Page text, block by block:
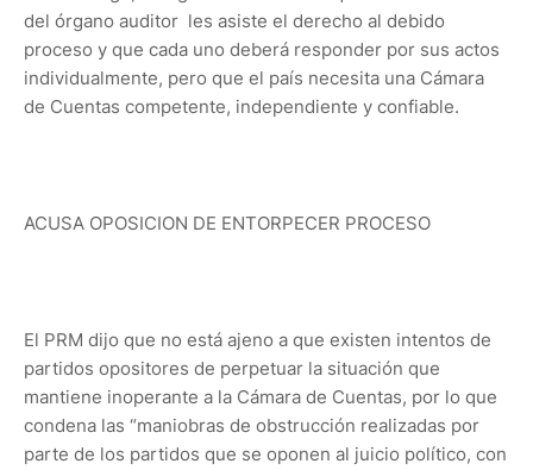
del órgano auditor les asiste el derecho al debido
proceso y que cada uno deberá responder por sus actos
individualmente, pero que el país necesita una Cámara
de Cuentas competente, independiente y confiable.
ACUSA OPOSICION DE ENTORPECER PROCESO
El PRM dijo que no está ajeno a que existen intentos de
partidos opositores de perpetuar la situación que
mantiene inoperante a la Cámara de Cuentas, por lo que
condena las “maniobras de obstrucción realizadas por
parte de los partidos que se oponen al juicio político, con